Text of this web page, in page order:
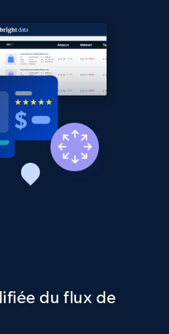
id, Title, Rating,
count item, Initial
Commencer
shop's URL
id, Title, Rating,
du flux de